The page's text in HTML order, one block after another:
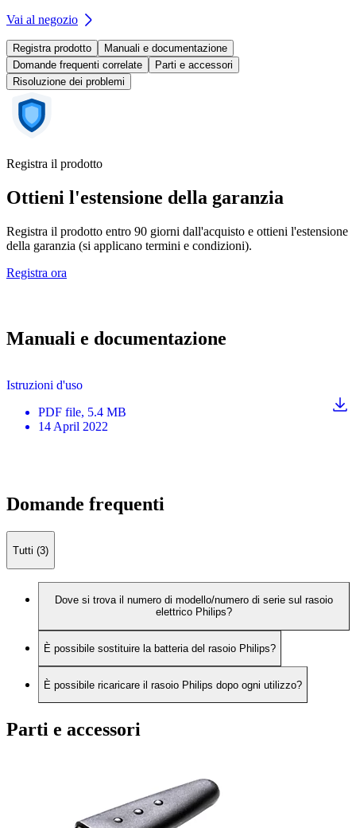
Vai al negozio
Registra prodotto
Manuali e documentazione
Domande frequenti correlate
Parti e accessori
Risoluzione dei problemi
Registra il prodotto
Ottieni l'estensione della garanzia
Registra il prodotto entro 90 giorni dall'acquisto e ottieni l'estensione
della garanzia (si applicano termini e condizioni).
Registra ora
Manuali e documentazione
Istruzioni d'uso
PDF file, 5.4 MB
14 April 2022
Domande frequenti
Tutti (3)
Dove si trova il numero di modello/numero di serie sul rasoio
elettrico Philips?
È possibile sostituire la batteria del rasoio Philips?
È possibile ricaricare il rasoio Philips dopo ogni utilizzo?
Parti e accessori